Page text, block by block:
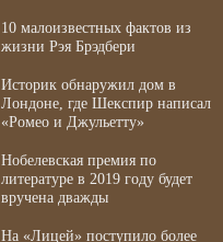
10 малоизвестных фактов из
жизни Рэя Брэдбери
Историк обнаружил дом в
Лондоне, где Шекспир написал
«Ромео и Джульетту»
Нобелевская премия по
литературе в 2019 году будет
вручена дважды
На «Лицей» поступило более